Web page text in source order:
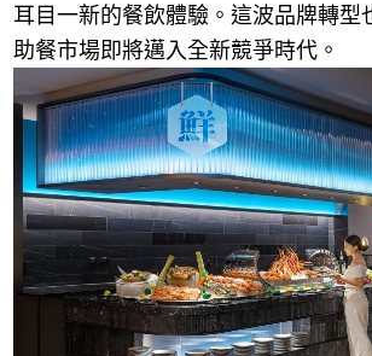
耳目一新的餐飲體驗。這波品牌轉型
助餐市場即將邁入全新競爭時代。